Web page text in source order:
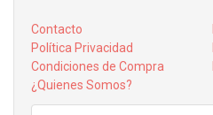
Contacto
Política Privacidad
Condiciones de Compra
¿Quienes Somos?